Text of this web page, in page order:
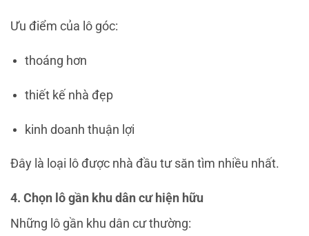
Ưu điểm của lô góc:
thoáng hơn
thiết kế nhà đẹp
kinh doanh thuận lợi
Đây là loại lô được nhà đầu tư săn tìm nhiều nhất.
4. Chọn lô gần khu dân cư hiện hữu
Những lô gần khu dân cư thường: